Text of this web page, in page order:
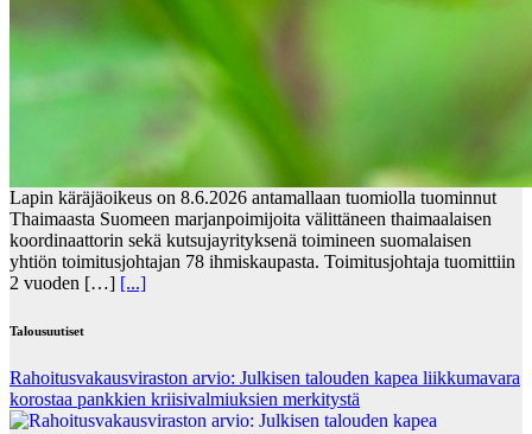
Lapin käräjäoikeus on 8.6.2026 antamallaan tuomiolla tuominnut
Thaimaasta Suomeen marjanpoimijoita välittäneen thaimaalaisen
koordinaattorin sekä kutsujayrityksenä toimineen suomalaisen
yhtiön toimitusjohtajan 78 ihmiskaupasta. Toimitusjohtaja tuomittiin
2 vuoden […] [...]
Talousuutiset
Rahoitusvakausviraston arvio: Julkisen talouden kapea liikkumavara
korostaa pankkien kriisivalmiuksien merkitystä